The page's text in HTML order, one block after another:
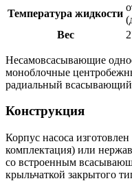
Температура жидкости
Вес
Несамовсасывающие
моноблочные
радиальный
Конструкция
Корпус насоса
комплектация) или
со встроенным
крыльчаткой закрытого